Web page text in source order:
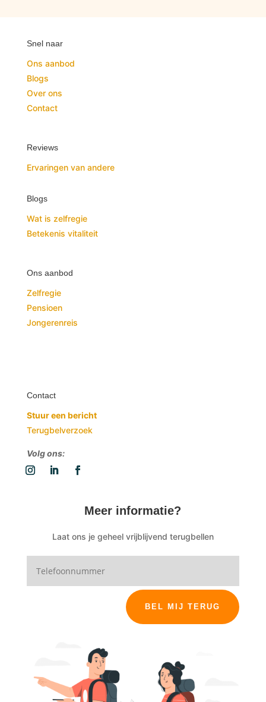
Snel naar
Ons aanbod
Blogs
Over ons
Contact
Reviews
Ervaringen van andere
Blogs
Wat is zelfregie
Betekenis vitaliteit
Ons aanbod
Zelfregie
Pensioen
Jongerenreis
Contact
Stuur een bericht
Terugbelverzoek
Volg ons:
Meer informatie?
Laat ons je geheel vrijblijvend terugbellen
BEL MIJ TERUG